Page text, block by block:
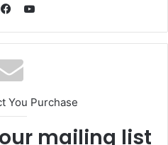
YouTube
You Purchase
mailing list